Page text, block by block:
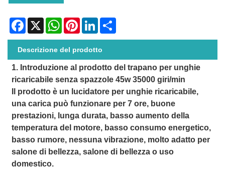
Facebook
X WhatsAppPinterestLinkedIn
Descrizione del prodotto
1. Introduzione al prodotto del trapano per unghie
ricaricabile senza spazzole 45w 35000 giri/min
Il prodotto è un lucidatore per unghie ricaricabile,
una carica può funzionare per 7 ore, buone
prestazioni, lunga durata, basso aumento della
temperatura del motore, basso consumo energetico,
basso rumore, nessuna vibrazione, molto adatto per
salone di bellezza, salone di bellezza o uso
domestico.